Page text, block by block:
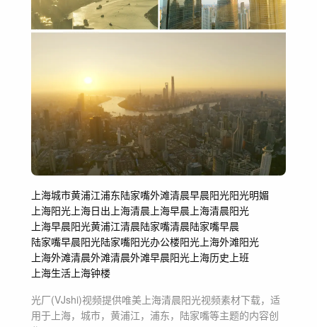
上海城市黄浦江浦东陆家嘴外滩清晨早晨阳光阳光明媚
上海阳光 上海日出 上海清晨 上海早晨 上海清晨阳光
上海早晨阳光黄浦江清晨陆家嘴清晨陆家嘴早晨
陆家嘴早晨阳光陆家嘴阳光办公楼阳光 上海外滩阳光
上海外滩清晨外滩清晨外滩早晨阳光 上海历史 上班
上海生活 上海钟楼
光厂(VJshi)视频提供唯美上海清晨阳光视频素材下载，适
用于 上海，城市，黄浦江，浦东，陆家嘴等主题的内容创